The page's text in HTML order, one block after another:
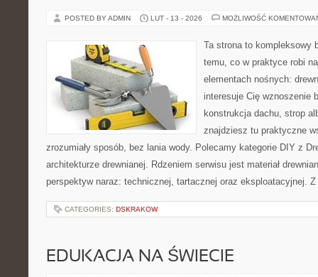
POSTED BY ADMIN LUT - 13 - 2026 MOŻLIWOŚĆ
Ta strona to kompleksowy
temu, co w praktyce robi
elementach nośnych:
interesuje Cię wznoszenie
konstrukcja dachu, strop
znajdziesz tu praktyczne
zrozumiały sposób, bez lania wody. Polecamy kategorie DIY z
architekturze drewnianej. Rdzeniem serwisu jest materiał
perspektyw naraz: technicznej, tartacznej oraz eksploatacyjnej.
CATEGORIES: DSKRAKOW
EDUKACJA NA ŚWIECIE